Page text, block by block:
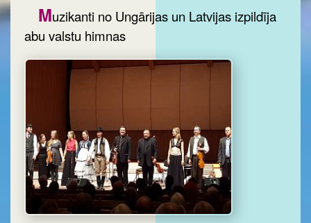
Muzikanti no Ungārijas un Latvijas izpildīja
abu valstu himnas